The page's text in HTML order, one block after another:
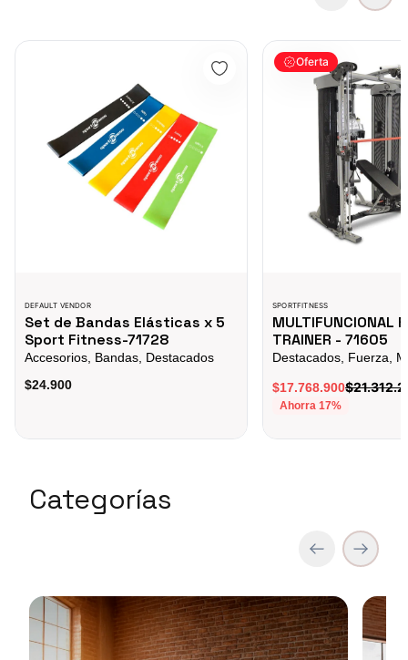
Set de Bandas Elásticas x 5 Sport Fitness-71728
DEFAULT VENDOR
Set de Bandas Elásticas x 5
Sport Fitness-71728
Accesorios, Bandas, Destacados
$24.900
MULTIFUNCIONAL
Oferta
SPORTFITNESS
MULTIFUNCIONAL
TRAINER - 71605
$17.768.900
Ahorra 17%
Categorías